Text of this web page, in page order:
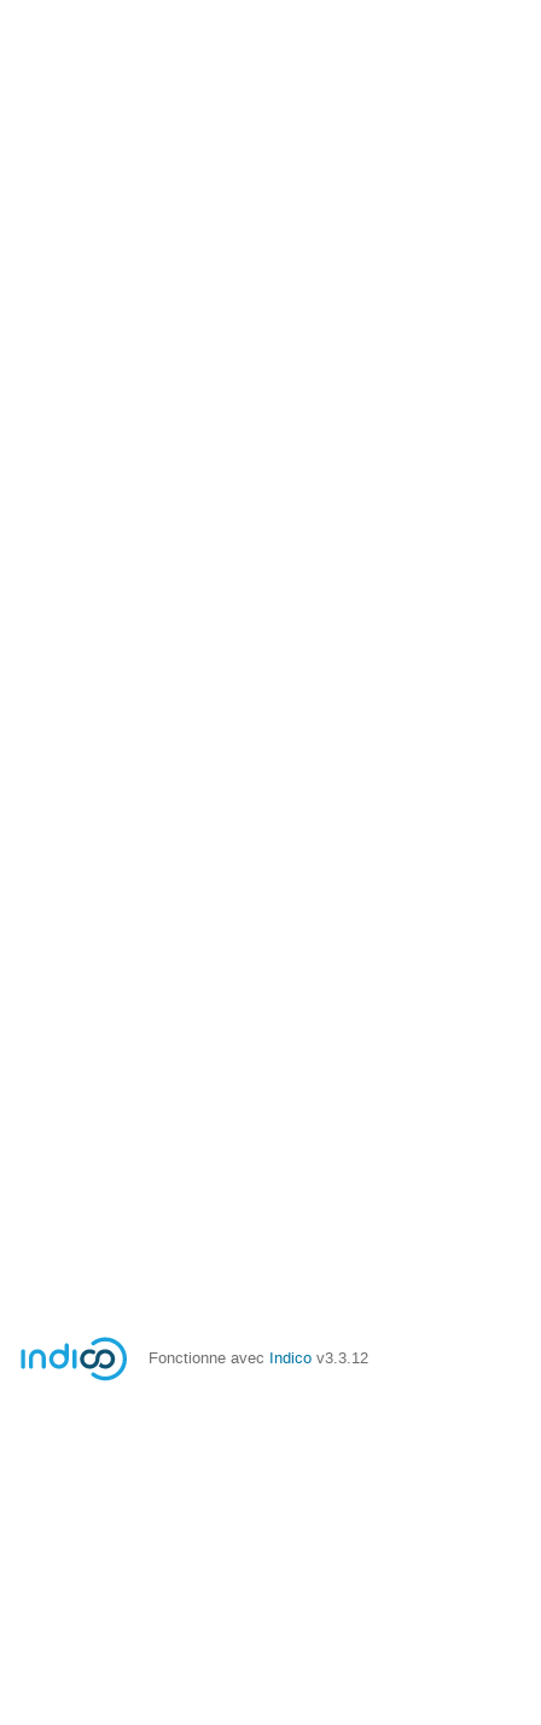
Fonctionne avec Indico v3.3.12